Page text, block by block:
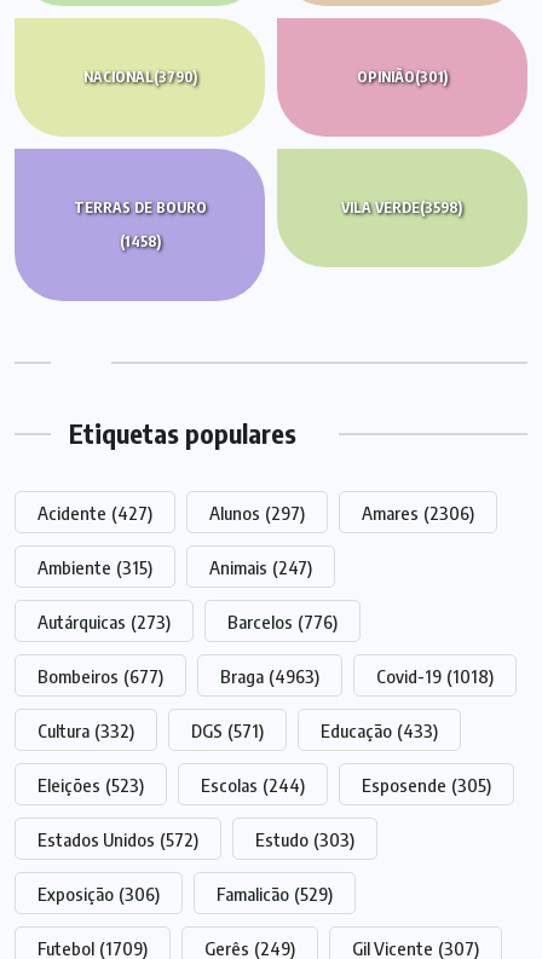
NACIONAL(3790) OPINIÃO(301)
TERRAS DE BOURO
(1458)
VILA VERDE(3598)
Etiquetas populares
Acidente (427) Alunos (297) Amares (2306)
Ambiente (315) Animais (247)
Autárquicas (273) Barcelos (776)
Bombeiros (677) Braga (4963) Covid-19 (1018)
Cultura (332) DGS (571) Educação (433)
Eleições (523) Escolas (244) Esposende (305)
Estados Unidos (572) Estudo (303)
Exposição (306) Famalicão (529)
Futebol (1709) Gerês (249) Gil Vicente (307)